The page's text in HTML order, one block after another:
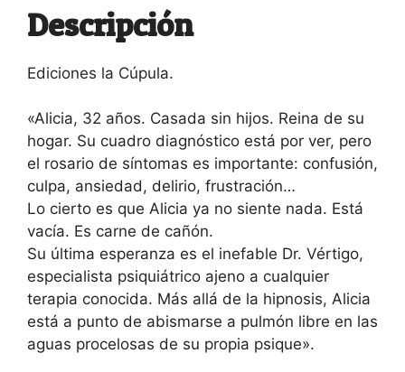
Descripción
Ediciones la Cúpula.
«Alicia, 32 años. Casada sin hijos. Reina de su
hogar. Su cuadro diagnóstico está por ver, pero
el rosario de síntomas es importante: confusión,
culpa, ansiedad, delirio, frustración…
Lo cierto es que Alicia ya no siente nada. Está
vacía. Es carne de cañón.
Su última esperanza es el inefable Dr. Vértigo,
especialista psiquiátrico ajeno a cualquier
terapia conocida. Más allá de la hipnosis, Alicia
está a punto de abismarse a pulmón libre en las
aguas procelosas de su propia psique».